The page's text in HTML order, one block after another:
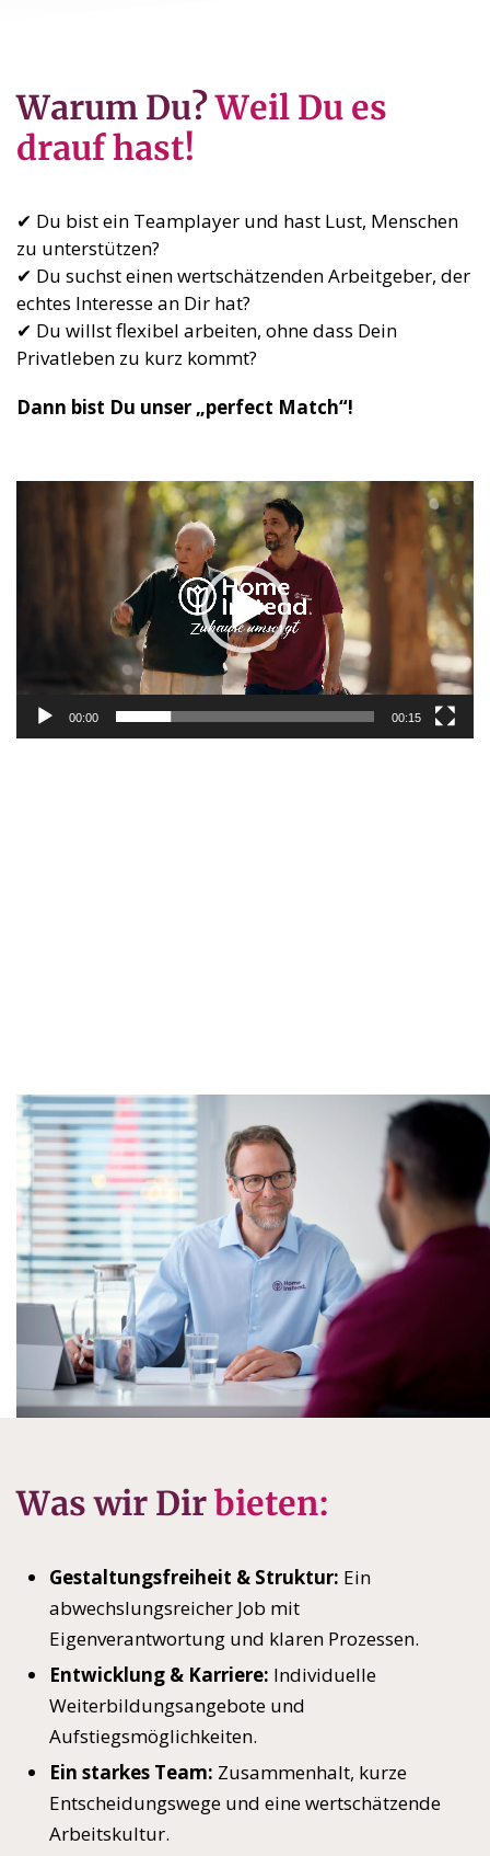
Warum Du?Weil Du es
drauf hast!
✔ Du bist ein Teamplayer und hast Lust, Menschen
zu unterstützen?
✔ Du suchst einen wertschätzenden Arbeitgeber, der
echtes Interesse an Dir hat?
✔ Du willst flexibel arbeiten, ohne dass Dein
Privatleben zu kurz kommt?
Dann bist Du unser „perfect Match“!
Video-
Player
00:00 00:15
Was wir Dirbieten:
Gestaltungsfreiheit & Struktur: Ein
abwechslungsreicher Job mit
Eigenverantwortung und klaren Prozessen.
Entwicklung & Karriere: Individuelle
Weiterbildungsangebote und
Aufstiegsmöglichkeiten.
Ein starkes Team: Zusammenhalt, kurze
Entscheidungswege und eine wertschätzende
Arbeitskultur.